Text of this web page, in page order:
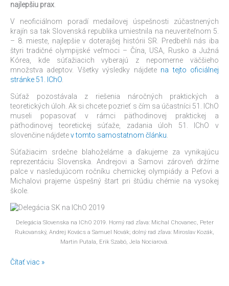
najlepšiu prax.
V neoficiálnom poradí medailovej úspešnosti zúčastnených
krajín sa tak Slovenská republika umiestnila na neuveriteľnom 5.
– 8. mieste, najlepšie v doterajšej histórii SR. Predbehli nás iba
štyri tradičné olympijské veľmoci – Čína, USA, Rusko a Južná
Kórea, kde súťažiacich vyberajú z nepomerne väčšieho
množstva adeptov. Všetky výsledky nájdete na tejto oficiálnej
stránke 51. IChO.
Súťaž pozostávala z riešenia náročných praktických a
teoretických úloh. Ak si chcete pozrieť s čím sa účastníci 51. IChO
museli popasovať v rámci päťhodinovej praktickej a
päťhodinovej teoretickej súťaže, zadania úloh 51. IChO v
slovenčine nájdetev tomto samostatnom článku.
Súťažiacim srdečne blahoželáme a ďakujeme za vynikajúcu
reprezentáciu Slovenska. Andrejovi a Samovi zároveň držíme
palce v nasledujúcom ročníku chemickej olympiády a Peťovi a
Michalovi prajeme úspešný štart pri štúdiu chémie na vysokej
škole.
Delegácia Slovenska na IChO 2019. Horný rad zľava: Michal Chovanec, Peter
Rukovanský, Andrej Kovács a Samuel Novák; dolný rad zľava: Miroslav Kozák,
Martin Putala, Erik Szabó, Jela Nociarová.
Čítať viac »